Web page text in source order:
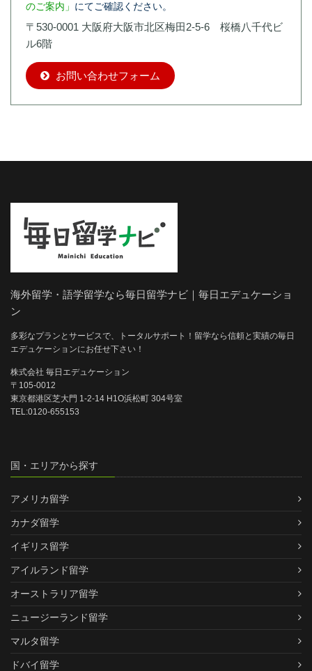
のご案内」 にてご確認ください。
〒530-0001 大阪府大阪市北区梅田2-5-6 桜橋八千代ビ
ル6階
お問い合わせフォーム
海外留学・語学留学なら毎日留学ナビ｜毎日エデュケーショ
ン
多彩なプランとサービスで、トータルサポート！留学なら信頼と実績の毎日
エデュケーションにお任せ下さい！
株式会社 毎日エデュケーション
〒105-0012
東京都港区芝大門 1-2-14 H1O浜松町 304号室
TEL:0120-655153
国・エリアから探す
アメリカ留学
カナダ留学
イギリス留学
アイルランド留学
オーストラリア留学
ニュージーランド留学
マルタ留学
ドバイ留学